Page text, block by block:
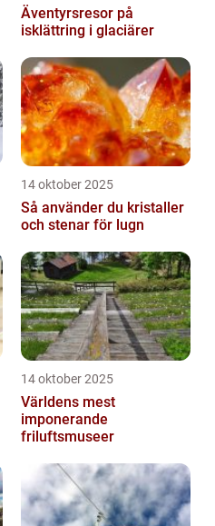
Äventyrsresor på
isklättring i glaciärer
14 oktober 2025
Så använder du kristaller
och stenar för lugn
14 oktober 2025
Världens mest
imponerande
friluftsmuseer